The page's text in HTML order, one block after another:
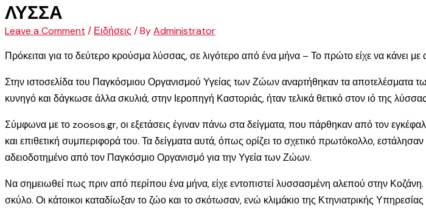
ΛΥΣΣΑ
Leave a Comment / Ειδήσεις / ByAdministrator
Πρόκειται για το δεύτερο κρούσμα λύσσας, σε λιγότερο από ένα μήνα – Το πρώτο είχε να κάνει
Στην ιστοσελίδα του Παγκόσμιου Οργανισμού Υγείας των Ζώων αναρτήθηκαν τα αποτελέσματα
κυνηγό και δάγκωσε άλλα σκυλιά, στην Ιεροπηγή Καστοριάς, ήταν τελικά θετικό στον ιό της
Σύμφωνα με το zoosos.gr, οι εξετάσεις έγιναν πάνω στα δείγματα, που πάρθηκαν από τον
και επιθετική συμπεριφορά του. Τα δείγματα αυτά, όπως ορίζει το σχετικό πρωτόκολλο,
αδειοδοτημένο από τον Παγκόσμιο Οργανισμό για την Υγεία των Ζώων.
Να σημειωθεί πως πριν από περίπου ένα μήνα, είχε εντοπιστεί λυσσασμένη αλεπού στην
σκύλο. Οι κάτοικοι καταδίωξαν το ζώο και το σκότωσαν, ενώ κλιμάκιο της Κτηνιατρικής Υπηρεσίας